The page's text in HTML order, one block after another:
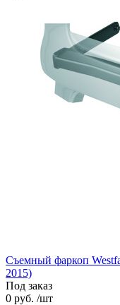
Съемный фаркоп
2015)
Под заказ
0 руб. /шт